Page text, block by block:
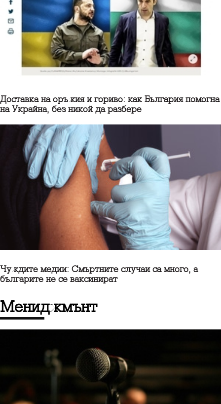
Доставка на оръжия и гориво: как България помогна
на Украйна, без никой да разбере
Чуждите медии: Смъртните случаи са много, а
българите не се ваксинират
Мениджмънт